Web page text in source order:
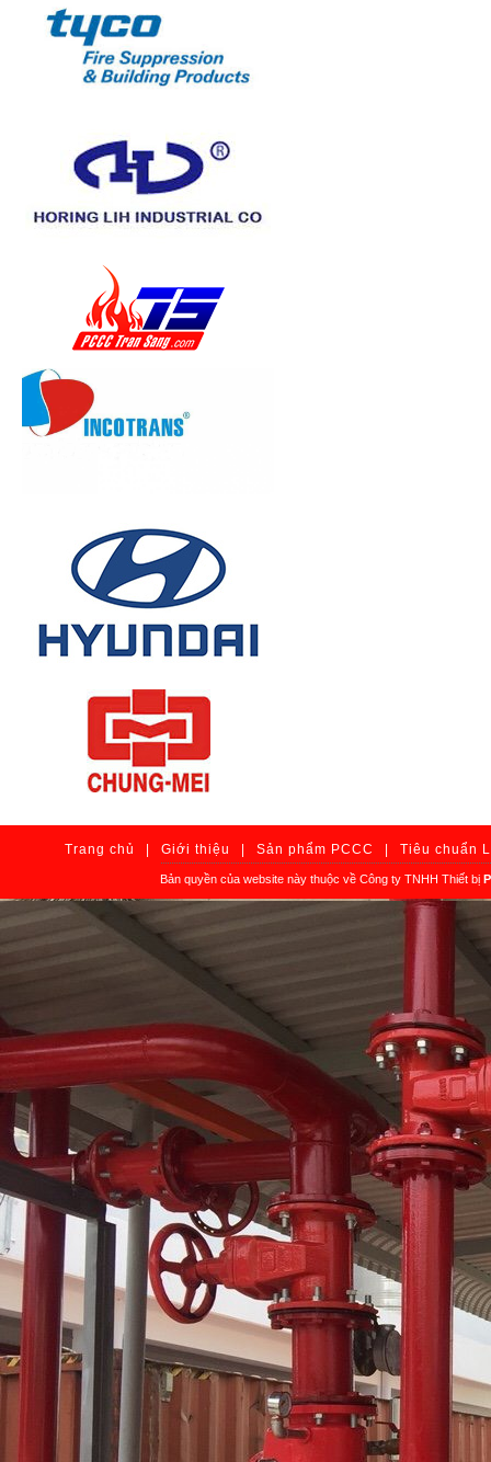
Trang chủ Giới thiệu Sản phẩm PCCC Tiêu chuẩn
Bản quyền của website này thuộc về Công ty TNHH Thiết bị